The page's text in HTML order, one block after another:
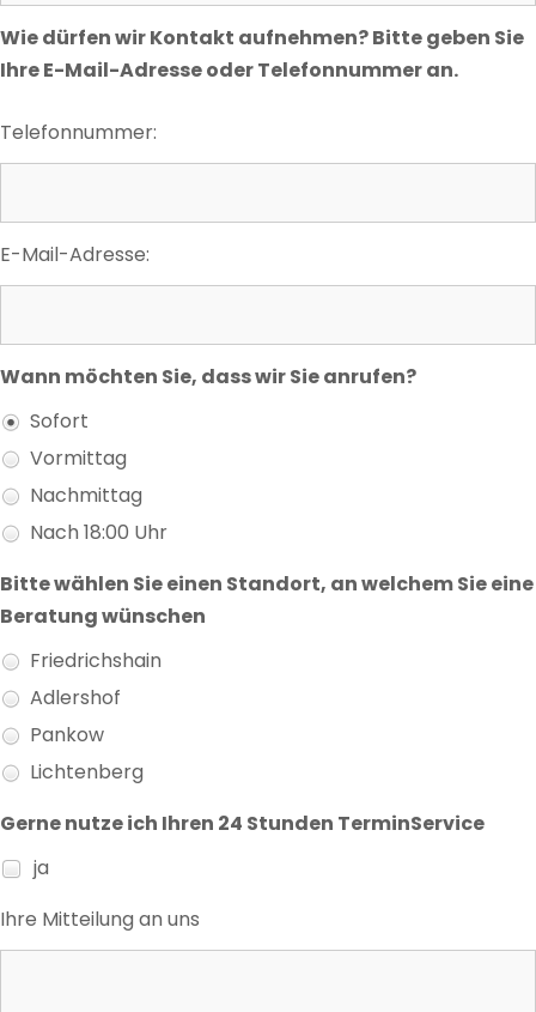
Wie dürfen wir Kontakt aufnehmen? Bitte geben Sie
Ihre E-Mail-Adresse oder Telefonnummer an.
Telefonnummer:
E-Mail-Adresse:
Wann möchten Sie, dass wir Sie anrufen?
Sofort
Vormittag
Nachmittag
Nach 18:00 Uhr
Bitte wählen Sie einen Standort, an welchem Sie eine
Beratung wünschen
Friedrichshain
Adlershof
Pankow
Lichtenberg
Gerne nutze ich Ihren 24 Stunden TerminService
ja
Ihre Mitteilung an uns